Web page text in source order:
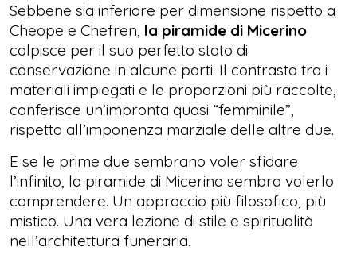
Sebbene sia inferiore per dimensione rispetto a
Cheope e Chefren, la piramide di Micerino
colpisce per il suo perfetto stato di
conservazione in alcune parti. Il contrasto tra i
materiali impiegati e le proporzioni più raccolte,
conferisce un’impronta quasi “femminile”,
rispetto all’imponenza marziale delle altre due.
E se le prime due sembrano voler sfidare
l’infinito, la piramide di Micerino sembra volerlo
comprendere. Un approccio più filosofico, più
mistico. Una vera lezione di stile e spiritualità
nell’architettura funeraria.